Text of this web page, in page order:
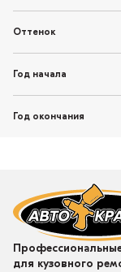
Оттенок
Год начала
Год окончания
для кузовного